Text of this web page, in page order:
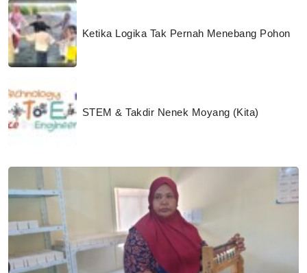
Ketika Logika Tak Pernah Menebang Pohon
STEM & Takdir Nenek Moyang (Kita)